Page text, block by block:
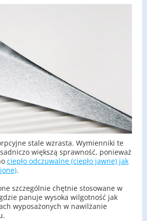
stale wzrasta. Wymienniki te
większą sprawność, ponieważ
ciepło odczuwalne (ciepło jawne) jak
.
szczególnie chętnie stosowane w
panuje wysoka wilgotność jak
wyposażonych w nawilżanie